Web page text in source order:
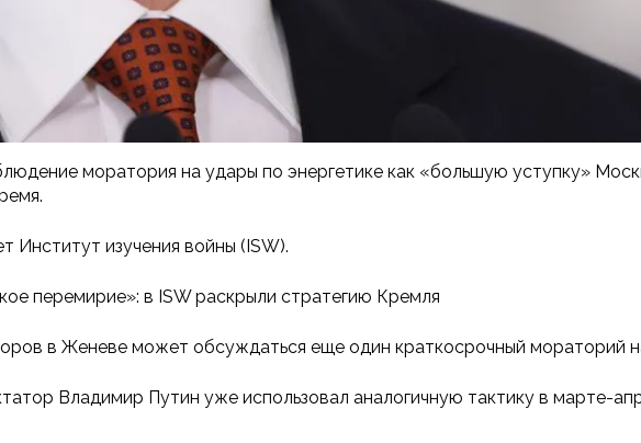
моратория на удары по энергетике как «большую уступку»
изучения войны (ISW).
перемирие»: в ISW раскрыли стратегию Кремля
в Женеве может обсуждаться еще один краткосрочный мораторий
Владимир Путин уже использовал аналогичную тактику в марте-